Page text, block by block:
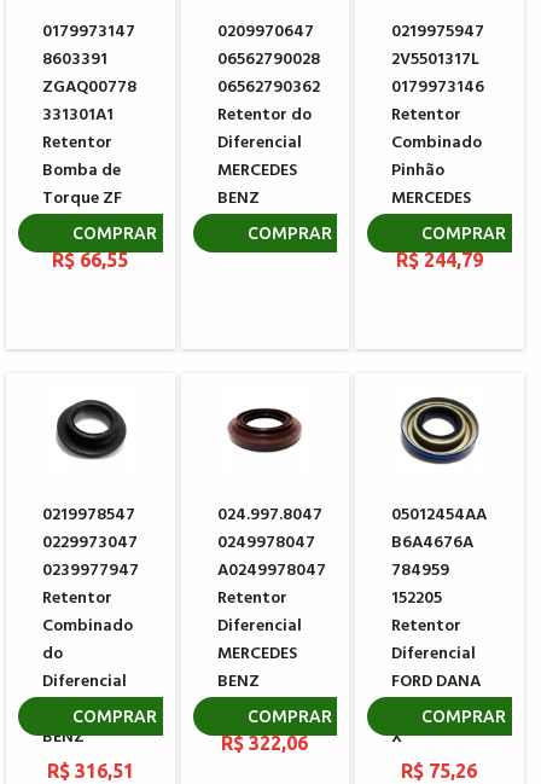
0179973147
8603391
ZGAQ00778
331301A1
Retentor
Bomba de
Torque ZF
0634311837
R$ 66,55
COMPRAR
0209970647
06562790028
06562790362
Retentor do
Diferencial
MERCEDES
BENZ
R$ 105,35
COMPRAR
0219975947
2V5501317L
0179973146
Retentor
Combinado
Pinhão
MERCEDES
BENZ | MAN
R$ 244,79
COMPRAR
0219978547
0229973047
0239977947
Retentor
Combinado
do
Diferencial
MERCEDES
BENZ
R$ 316,51
COMPRAR
024.997.8047
0249978047
A0249978047
Retentor
Diferencial
MERCEDES
BENZ
ACCELO 915
R$ 322,06
COMPRAR
05012454AA
B6A4676A
784959
152205
Retentor
Diferencial
FORD DANA
BA401484-
X
R$ 75,26
COMPRAR